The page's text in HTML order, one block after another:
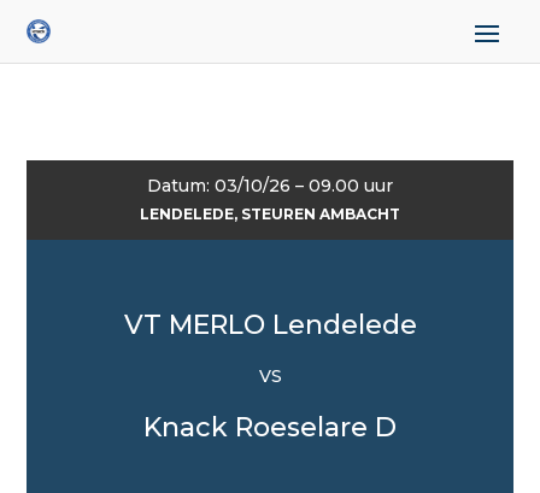
Datum: 03/10/26 – 09.00 uur
LENDELEDE, STEUREN AMBACHT
VT MERLO Lendelede
VS
Knack Roeselare D